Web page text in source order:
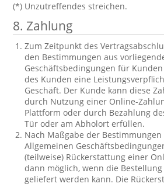
(*) Unzutreffendes streichen.
8. Zahlung
Zum Zeitpunkt des
den Bestimmungen aus
Geschäftsbedingungen für
des Kunden eine
Geschäft. Der Kunde kann diese
durch Nutzung einer Online-
Plattform oder durch Bezahlung
Tür oder am Abholort erfüllen.
Nach Maßgabe der
Allgemeinen
(teilweise) Rückerstattung einer
dann möglich, wenn die
geliefert werden kann. Die